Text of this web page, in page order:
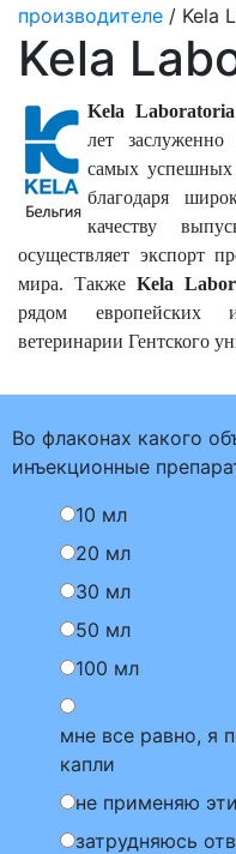
производителе / Kela
Kela
Kela
лет
самых успешных
благодаря
качеству
осуществляет экспорт
мира. Также Kela
рядом европейских
ветеринарии Гентского
Во флаконах какого
инъекционные
10 мл
20 мл
30 мл
50 мл
100 мл
мне все равно, я
капли
не применяю
затрудняюсь